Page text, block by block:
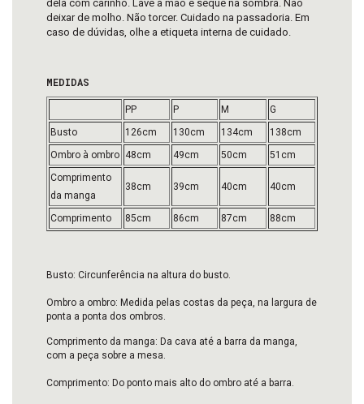
dela com carinho. Lave a mão e seque na sombra. Não
deixar de molho. Não torcer. Cuidado na passadoria. Em
caso de dúvidas, olhe a etiqueta interna de cuidado.
MEDIDAS
PP P M
G
Busto
126cm 130cm 134cm
138cm
Ombro à ombro 48cm 49cm 50cm
51cm
Comprimento
da manga
38cm 39cm 40cm 40cm
Comprimento 85cm 86cm 87cm 88cm
Busto: Circunferência na altura do busto.
Ombro a ombro: Medida pelas costas da peça, na largura de
ponta a ponta dos ombros.
Comprimento da manga: Da cava até a barra da manga,
com a peça sobre a mesa.
Comprimento: Do ponto mais alto do ombro até a barra.